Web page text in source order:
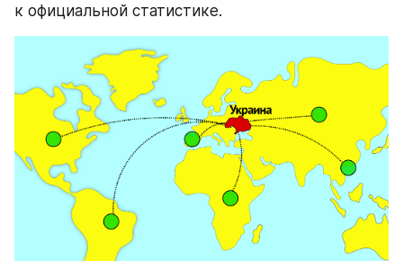
к официальной статистике.